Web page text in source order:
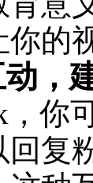
你的
，
，你
回复